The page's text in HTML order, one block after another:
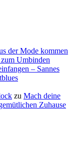
der Mode kommen
Umbinden
– Sannes
zu Mach deine
Zuhause